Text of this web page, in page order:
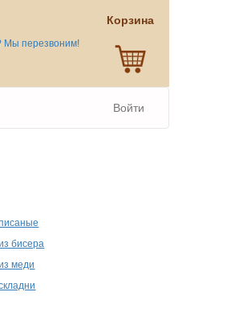
Мы перезвоним!
Корзина
Войти
бисера
меди